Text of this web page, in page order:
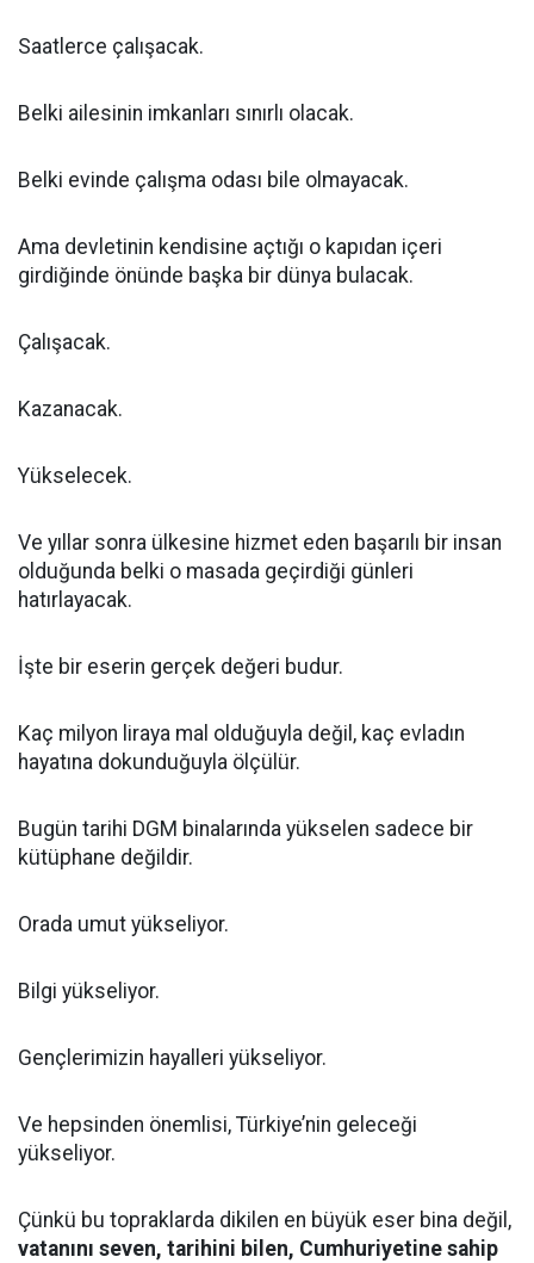
Saatlerce çalışacak.
Belki ailesinin imkanları sınırlı olacak.
Belki evinde çalışma odası bile olmayacak.
Ama devletinin kendisine açtığı o kapıdan içeri
girdiğinde önünde başka bir dünya bulacak.
Çalışacak.
Kazanacak.
Yükselecek.
Ve yıllar sonra ülkesine hizmet eden başarılı bir insan
olduğunda belki o masada geçirdiği günleri
hatırlayacak.
İşte bir eserin gerçek değeri budur.
Kaç milyon liraya mal olduğuyla değil, kaç evladın
hayatına dokunduğuyla ölçülür.
Bugün tarihi DGM binalarında yükselen sadece bir
kütüphane değildir.
Orada umut yükseliyor.
Bilgi yükseliyor.
Gençlerimizin hayalleri yükseliyor.
Ve hepsinden önemlisi, Türkiye’nin geleceği
yükseliyor.
Çünkü bu topraklarda dikilen en büyük eser bina değil,
vatanını seven, tarihini bilen, Cumhuriyetine sahip